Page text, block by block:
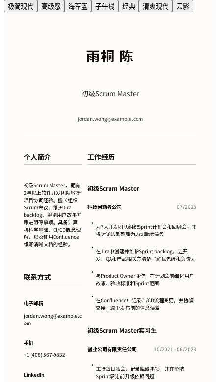
极简现代
高级感 海军蓝 子午线 经典 清爽现代 云影
雨桐 陈
初级Scrum Master
jordan.wong@example.com
个人简介
初级Scrum Master，拥有
2年以上软件开发团队敏捷
项目协调经验。擅长组织
Scrum会议、维护Jira
backlog、澄清用户故事并
跟进阻碍事项。具备计算
机科学基础、CI/CD概念理
解，以及使用Confluence
编写清晰文档的经验。
联系方式
电子邮箱
jordan.wong@example.c
om
手机
+1 (408) 567-9832
LinkedIn
工作经历
初级Scrum Master
科技创新者公司 07/2023
• 为7人开发团队组织Sprint计划会和回顾会，并
将讨论结果整理为Jira后续任务
• 在Jira中创建并维护Sprint backlog，让开
发、QA和产品相关方清楚了解优先级和负责人
• 与Product Owner协作，在计划会前细化用户
故事、验收标准和Sprint范围
• 在Confluence中记录CI/CD流程变更，并协调
交接，减少发布前的信息误差
初级Scrum Master实习生
创业公司有限责任公司 10/2021 - 06/2023
• 主持每日站会，记录阻碍事项，并在影响
Sprint承诺前升级依赖问题